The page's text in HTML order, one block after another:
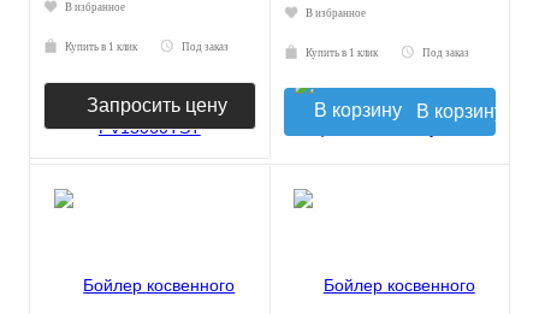
В избранное
Купить в 1 клик Под заказ
Запросить цену
В избранное
Купить в 1 клик Под заказ
В корзину